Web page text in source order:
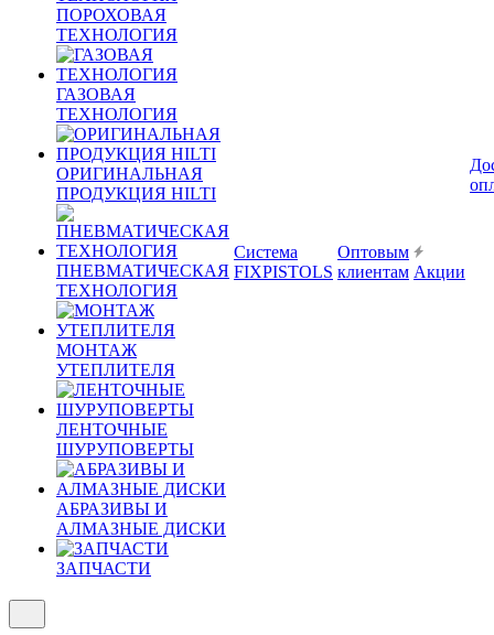
ПОРОХОВАЯ
ТЕХНОЛОГИЯ
ГАЗОВАЯ
ТЕХНОЛОГИЯ
ОРИГИНАЛЬНАЯ
ПРОДУКЦИЯ HILTI
ПНЕВМАТИЧЕСКАЯ
ТЕХНОЛОГИЯ
МОНТАЖ
УТЕПЛИТЕЛЯ
ЛЕНТОЧНЫЕ
ШУРУПОВЕРТЫ
АБРАЗИВЫ И
АЛМАЗНЫЕ ДИСКИ
ЗАПЧАСТИ
Система
FIXPISTOLS
Оптовым
клиентам Акции